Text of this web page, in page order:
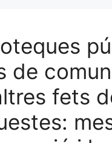
de
fets